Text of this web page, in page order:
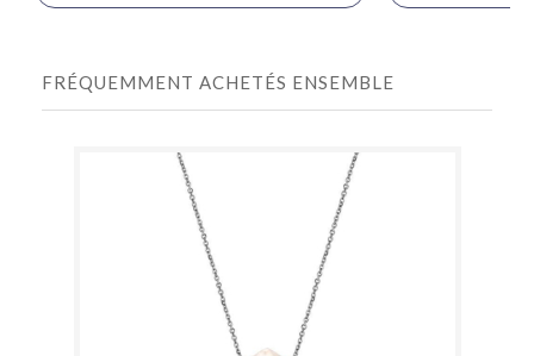
FRÉQUEMMENT ACHETÉS ENSEMBLE